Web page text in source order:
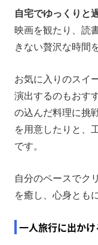
自宅でゆっくりと
映画を観たり、読
きない贅沢な時間
お気に入りのスイ
演出するのもおす
の込んだ料理に挑
を用意したりと、
です。
自分のペースでク
を癒し、心身とも
一人旅行に出かけ